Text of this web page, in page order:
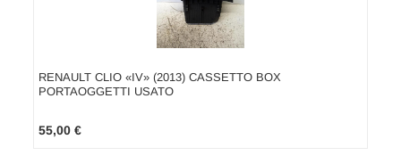
RENAULT CLIO «IV» (2013) CASSETTO BOX
PORTAOGGETTI USATO
55,00 €